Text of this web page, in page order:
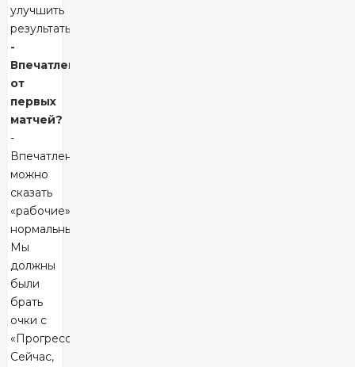
улучшить
результаты.
-
Впечатления
от
первых
матчей?
-
Впечатления,
можно
сказать
«рабочие»,
нормальные.
Мы
должны
были
брать
очки с
«Прогрессом».
Сейчас,